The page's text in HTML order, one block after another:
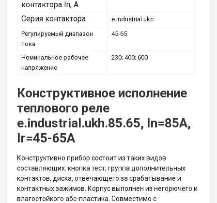
контактора In, А
Серия контактора
e.industrial.ukc
Регулируемый диапазон
тока
45-65
Номинальное рабочее
напряжение
230; 400; 600
Конструктивное исполнение
теплового реле
e.industrial.ukh.85.65, In=85А,
Ir=45-65А
Конструктивно прибор состоит из таких видов
составляющих: кнопка тест, группа дополнительных
контактов, диска, отвечающего за срабатывание и
контактных зажимов. Корпус выполнен из негорючего и
влагостойкого абс-пластика. Совместимо с